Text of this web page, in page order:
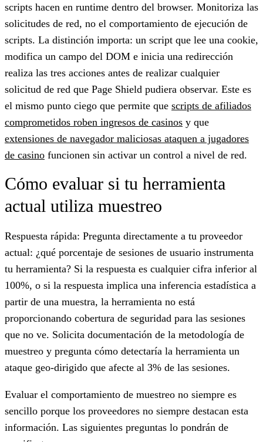
scripts hacen en runtime dentro del browser. Monitoriza las
solicitudes de red, no el comportamiento de ejecución de
scripts. La distinción importa: un script que lee una cookie,
modifica un campo del DOM e inicia una redirección
realiza las tres acciones antes de realizar cualquier
solicitud de red que Page Shield pudiera observar. Este es
el mismo punto ciego que permite que scripts de afiliados
comprometidos roben ingresos de casinos y que
extensiones de navegador maliciosas ataquen a jugadores
de casino funcionen sin activar un control a nivel de red.
Cómo evaluar si tu herramienta
actual utiliza muestreo
Respuesta rápida: Pregunta directamente a tu proveedor
actual: ¿qué porcentaje de sesiones de usuario instrumenta
tu herramienta? Si la respuesta es cualquier cifra inferior al
100%, o si la respuesta implica una inferencia estadística a
partir de una muestra, la herramienta no está
proporcionando cobertura de seguridad para las sesiones
que no ve. Solicita documentación de la metodología de
muestreo y pregunta cómo detectaría la herramienta un
ataque geo-dirigido que afecte al 3% de las sesiones.
Evaluar el comportamiento de muestreo no siempre es
sencillo porque los proveedores no siempre destacan esta
información. Las siguientes preguntas lo pondrán de